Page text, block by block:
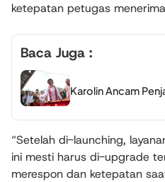
ketepatan petugas
Baca Juga :
Karolin Ancam
“Setelah di-launching,
ini mesti harus di-upgrade
merespon dan ketepatan